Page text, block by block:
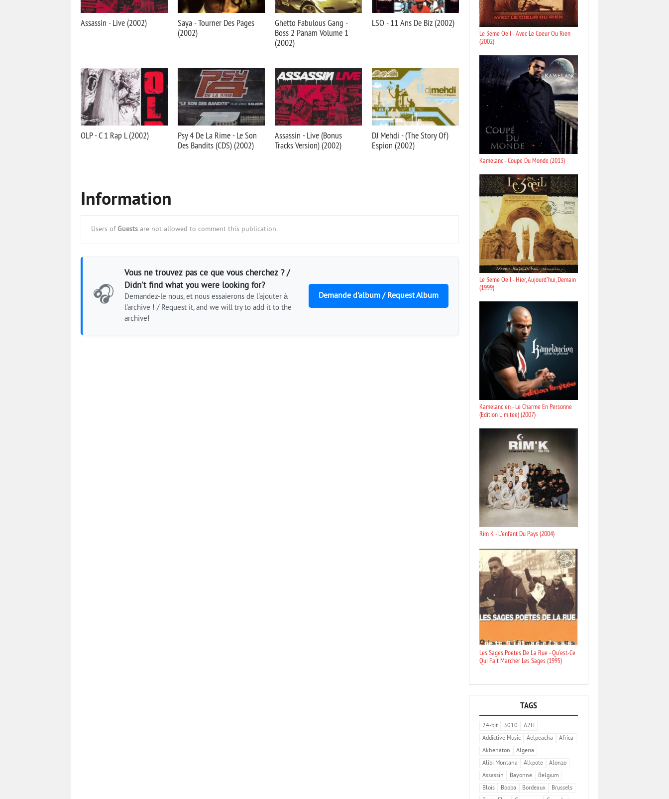
Assassin - Live (2002)
Saya - Tourner Des Pages
(2002)
Ghetto Fabulous Gang -
Boss 2 Panam Volume 1
(2002)
LSO - 11 Ans De Biz (2002)
OLP - C 1 Rap L (2002)
Psy 4 De La Rime - Le Son
Des Bandits (CDS) (2002)
Assassin - Live (Bonus
Tracks Version) (2002)
DJ Mehdi - (The Story Of)
Espion (2002)
Information
Users of Guests are not allowed to comment this publication.
🎧
Vous ne trouvez pas ce que vous cherchez ? /
Didn't find what you were looking for?
Demandez-le nous, et nous essaierons de l'ajouter à
l'archive ! / Request it, and we will try to add it to the
archive!
Demande d'album / Request Album
Le 3eme Oeil - Avec Le Coeur Ou Rien
(2002)
Kamelanc - Coupe Du Monde (2013)
Le 3eme Oeil - Hier, Aujourd'hui, Demain
(1999)
Kamelancien - Le Charme En Personne
(Edition Limitee) (2007)
Rim K - L'enfant Du Pays (2004)
Les Sages Poetes De La Rue - Qu'est-Ce
Qui Fait Marcher Les Sages (1995)
TAGS
24-bit 3010
A2H
Addictive Music
Aelpeacha
Africa
Akhenaton
Algeria
Alibi Montana
Alkpote
Alonzo
Assassin
Bayonne
Belgium
Blois
Booba Bordeaux
Brussels